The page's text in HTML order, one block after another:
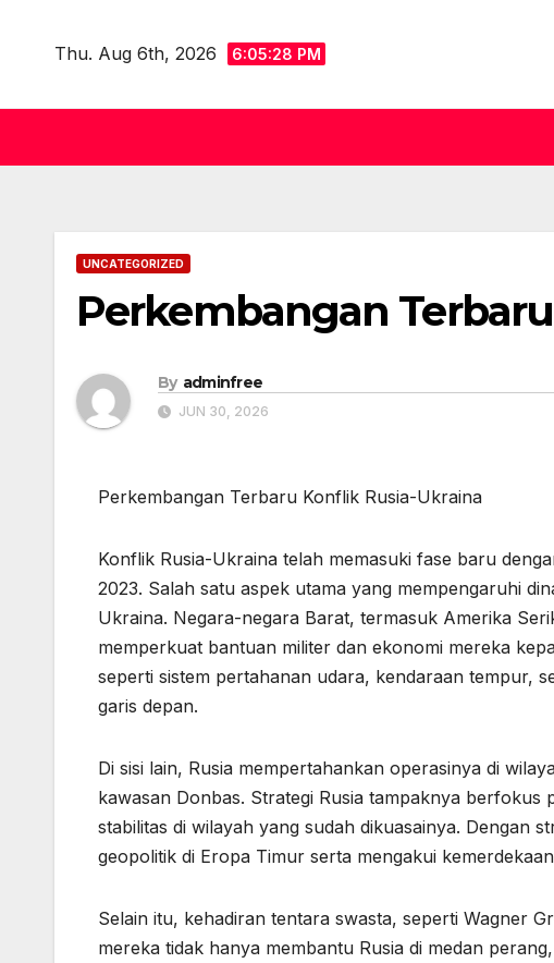
Thu. Aug 6th, 2026 6:05:29 PM
UNCATEGORIZED
Perkembangan
By adminfree
JUN 30, 2026
Perkembangan Terbaru Konflik Rusia-Ukraina
Konflik Rusia-Ukraina telah memasuki fase baru
2023. Salah satu aspek utama yang mempengaruhi
Ukraina. Negara-negara Barat, termasuk Amerika
memperkuat bantuan militer dan ekonomi mereka
seperti sistem pertahanan udara, kendaraan tempur,
garis depan.
Di sisi lain, Rusia mempertahankan operasinya di
kawasan Donbas. Strategi Rusia tampaknya
stabilitas di wilayah yang sudah dikuasainya. Dengan
geopolitik di Eropa Timur serta mengakui
Selain itu, kehadiran tentara swasta, seperti Wagner
mereka tidak hanya membantu Rusia di medan